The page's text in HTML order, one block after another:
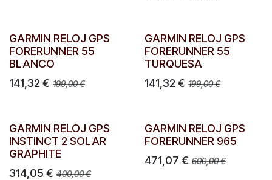
GARMIN RELOJ GPS
FORERUNNER 55
BLANCO
141,32 € 199,00€
GARMIN RELOJ GPS
FORERUNNER 55
TURQUESA
141,32 € 199,00€
GARMIN RELOJ GPS
INSTINCT 2 SOLAR
GRAPHITE
314,05 € 400,00€
GARMIN RELOJ GPS
FORERUNNER 965
471,07 € 600,00€